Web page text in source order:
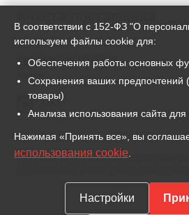
СВЯЗАТЬСЯ С НАМИ
MAX
ВКонтакте
Для связи используем мессенджер MAX и
В соответствии с 152-ФЗ "О
используем файлы cookie для:
Обеспечения работы основных
Сохранения ваших предпочтений
товары)
Анализа использования сайта
Нажимая «Принять все», вы
использования cookie
Настройки